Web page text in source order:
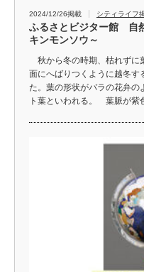
2024/12/26掲載 シティライフ
ふるさとビジター館 自
キンモンソウ～
秋から冬の時期、枯れずに
面にへばりつくように越冬す
た。葉の形状がバラの花弁の
ト葉といわれる。 葉脈が紫